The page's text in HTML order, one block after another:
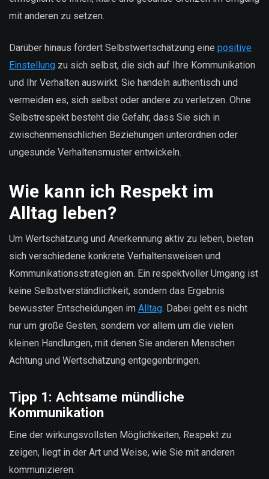
mit anderen zu setzen.
Darüber hinaus fördert Selbstwertschätzung eine positive
Einstellung zu sich selbst, die sich auf Ihre Kommunikation
und Ihr Verhalten auswirkt. Sie handeln authentisch und
vermeiden es, sich selbst oder andere zu verletzen. Ohne
Selbstrespekt besteht die Gefahr, dass Sie sich in
zwischenmenschlichen Beziehungen unterordnen oder
ungesunde Verhaltensmuster entwickeln.
Wie kann ich Respekt im
Alltag leben?
Um Wertschätzung und Anerkennung aktiv zu leben, bieten
sich verschiedene konkrete Verhaltensweisen und
Kommunikationsstrategien an. Ein respektvoller Umgang ist
keine Selbstverständlichkeit, sondern das Ergebnis
bewusster Entscheidungen im Alltag. Dabei geht es nicht
nur um große Gesten, sondern vor allem um die vielen
kleinen Handlungen, mit denen Sie anderen Menschen
Achtung und Wertschätzung entgegenbringen.
Tipp 1: Achtsame mündliche
Kommunikation
Eine der wirkungsvollsten Möglichkeiten, Respekt zu
zeigen, liegt in der Art und Weise, wie Sie mit anderen
kommunizieren: